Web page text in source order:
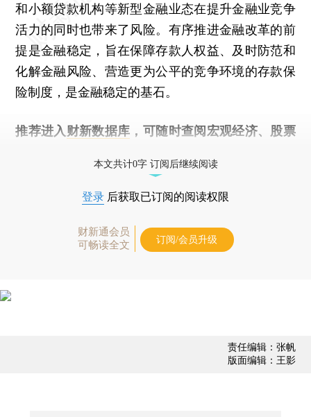
和小额贷款机构等新型金融业态在提升金融业竞争
活力的同时也带来了风险。有序推进金融改革的前
提是金融稳定，旨在保障存款人权益、及时防范和
化解金融风险、营造更为公平的竞争环境的存款保
险制度，是金融稳定的基石。
推荐进入 财新数据库 ，可随时查阅宏观经济、股票
本文共计0字 订阅后继续阅读
登录 后获取已订阅的阅读权限
财新通会员
可畅读全文
订阅/会员升级
责任编辑：张帆
版面编辑：王影